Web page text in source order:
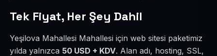
Tek Fiyat, Her Şey Dahil
Yeşilova Mahallesi Mahallesi için web sitesi paketimiz
yılda yalnızca 50 USD + KDV. Alan adı, hosting, SSL,